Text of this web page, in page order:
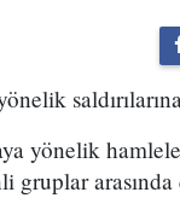
yönelik
arasında